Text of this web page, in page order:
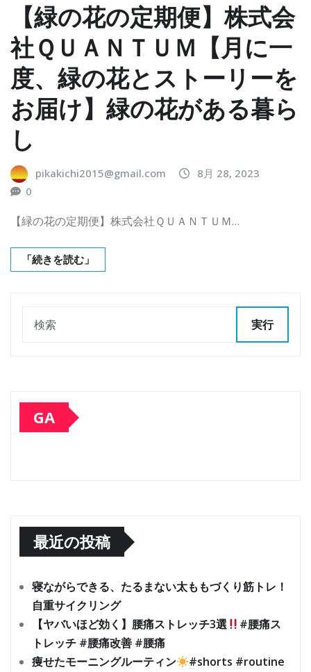
【緑の花の定期便】株式会
社ＱＵＡＮＴＵＭ【月に一
度、緑の花とストーリーを
お届け】緑の花がある暮ら
し
pikakichi2015@gmail.com
8月 28, 2023
0
【緑の花の定期便】株式会社ＱＵＡＮＴＵＭ…
「続きを読む」
実行
GA
最近の投稿
寝ながらできる、たるまない太ももづくり筋トレ！
自重サイクリング
【ヤバいほど効く】腰痛ストレッチ3選
#腰痛ス
トレッチ #腰痛改善 #腰痛
痩せたモーニングルーティン
#shorts #routine